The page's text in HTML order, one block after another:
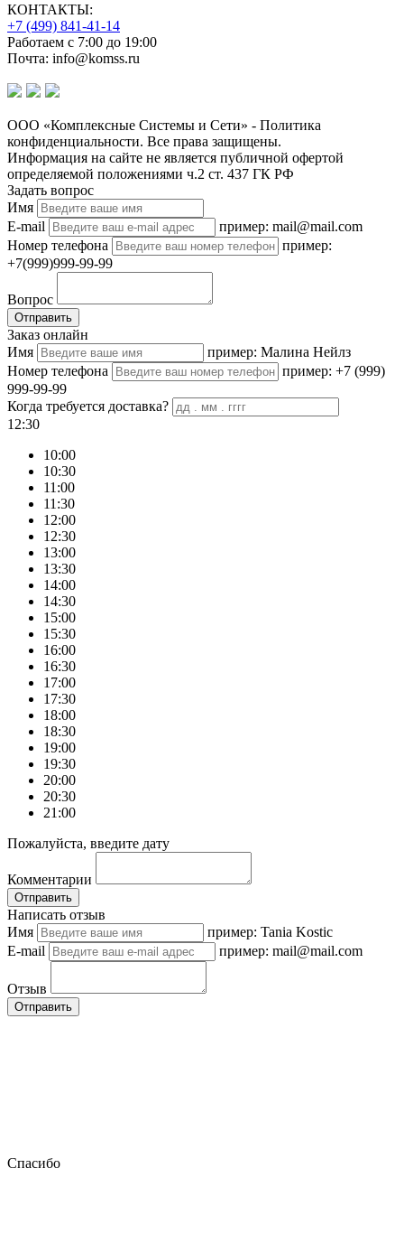
КОНТАКТЫ:
+7 (499) 841-41-14
Работаем с 7:00 до 19:00
Почта: info@komss.ru
ООО «Комплексные Системы и Сети» - Политика
конфиденциальности. Все права защищены.
Информация на сайте не является публичной офертой
определяемой положениями ч.2 ст. 437 ГК РФ
Задать вопрос
Имя
E-mail
пример: mail@mail.com
Номер телефона
пример:
+7(999)999-99-99
Вопрос
Отправить
Заказ онлайн
Имя
пример: Малина Нейлз
Номер телефона
пример: +7 (999)
999-99-99
Когда требуется доставка?
12:30
10:00
10:30
11:00
11:30
12:00
12:30
13:00
13:30
14:00
14:30
15:00
15:30
16:00
16:30
17:00
17:30
18:00
18:30
19:00
19:30
20:00
20:30
21:00
Пожалуйста, введите дату
Комментарии
Отправить
Написать отзыв
Имя
пример: Tania Kostic
E-mail
пример: mail@mail.com
Отзыв
Отправить
Спасибо